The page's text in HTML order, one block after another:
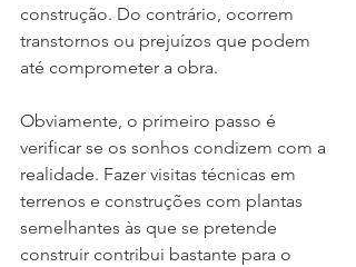
construção. Do contrário, ocorrem
transtornos ou prejuízos que podem
até comprometer a obra.
Obviamente, o primeiro passo é
verificar se os sonhos condizem com a
realidade. Fazer visitas técnicas em
terrenos e construções com plantas
semelhantes às que se pretende
construir contribui bastante para o